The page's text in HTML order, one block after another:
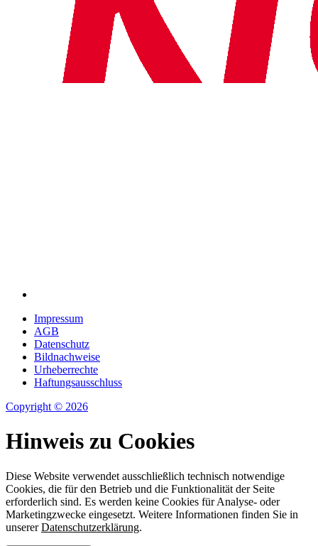
Impressum
AGB
Datenschutz
Bildnachweise
Urheberrechte
Haftungsausschluss
Copyright © 2026
Hinweis zu Cookies
Diese Website verwendet ausschließlich technisch notwendige
Cookies, die für den Betrieb und die Funktionalität der Seite
erforderlich sind. Es werden keine Cookies für Analyse- oder
Marketingzwecke eingesetzt. Weitere Informationen finden Sie in
unsererDatenschutzerklärung.